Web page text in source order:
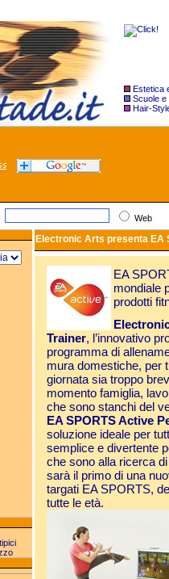
Estetica
Scuole e
Hair-
Web
Electronic Arts presenta EA
EA
mondiale
prodotti
Trainer, l’innovativo
programma di allen
mura domestiche, per
giornata sia troppo
momento famiglia,
che sono stanchi del
EA SPORTS Active
soluzione ideale per
semplice e divertente
che sono alla ricerca
sarà il primo di una
targati EA SPORTS,
tutte le età.